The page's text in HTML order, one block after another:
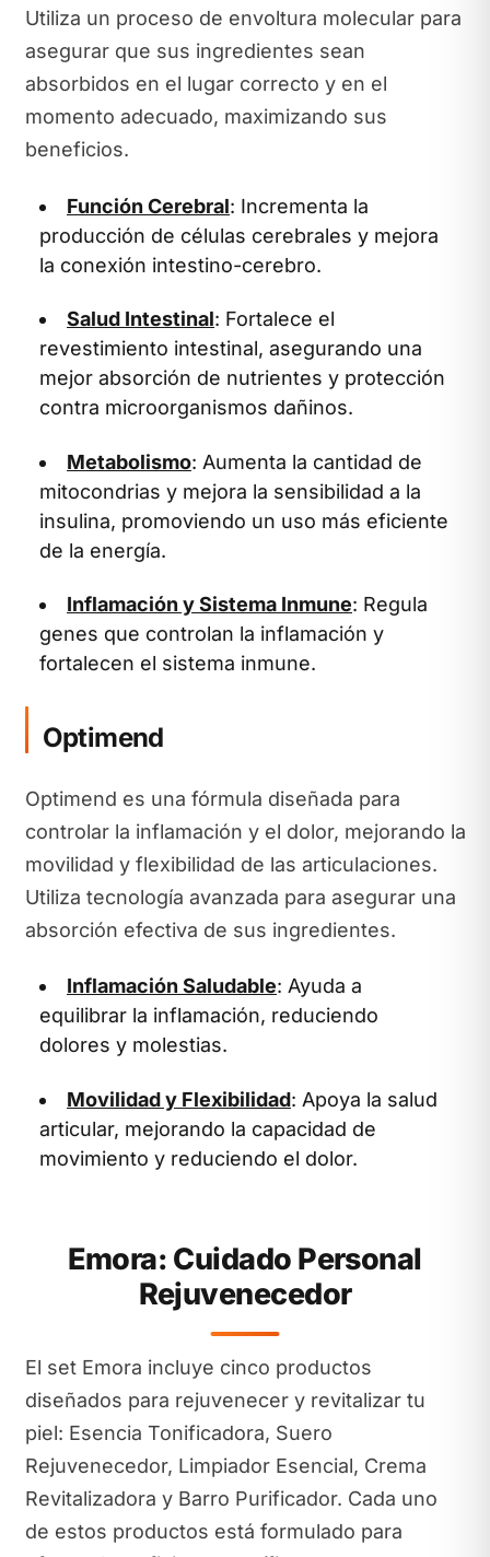
Utiliza un proceso de envoltura molecular para
asegurar que sus ingredientes sean
absorbidos en el lugar correcto y en el
momento adecuado, maximizando sus
beneficios.
Función Cerebral: Incrementa la
producción de células cerebrales y mejora
la conexión intestino-cerebro.
Salud Intestinal: Fortalece el
revestimiento intestinal, asegurando una
mejor absorción de nutrientes y protección
contra microorganismos dañinos.
Metabolismo: Aumenta la cantidad de
mitocondrias y mejora la sensibilidad a la
insulina, promoviendo un uso más eficiente
de la energía.
Inflamación y Sistema Inmune: Regula
genes que controlan la inflamación y
fortalecen el sistema inmune.
Optimend
Optimend es una fórmula diseñada para
controlar la inflamación y el dolor, mejorando la
movilidad y flexibilidad de las articulaciones.
Utiliza tecnología avanzada para asegurar una
absorción efectiva de sus ingredientes.
Inflamación Saludable: Ayuda a
equilibrar la inflamación, reduciendo
dolores y molestias.
Movilidad y Flexibilidad: Apoya la salud
articular, mejorando la capacidad de
movimiento y reduciendo el dolor.
Emora: Cuidado Personal
Rejuvenecedor
El set Emora incluye cinco productos
diseñados para rejuvenecer y revitalizar tu
piel: Esencia Tonificadora, Suero
Rejuvenecedor, Limpiador Esencial, Crema
Revitalizadora y Barro Purificador. Cada uno
de estos productos está formulado para